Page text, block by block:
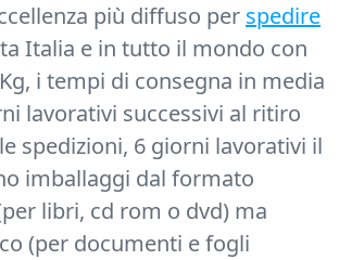
più diffuso per spedire
Italia e in tutto il mondo con
i tempi di consegna in media
lavorativi successivi al ritiro
spedizioni, 6 giorni lavorativi il
imballaggi dal formato
libri, cd rom o dvd) ma
(per documenti e fogli